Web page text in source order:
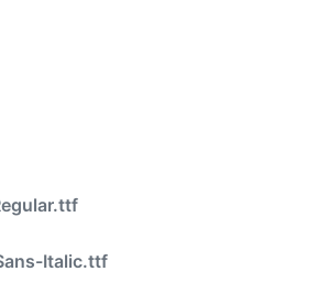
Italic.ttf